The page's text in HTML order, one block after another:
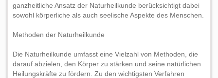
ganzheitliche Ansatz der Naturheilkunde berücksichtigt dabei
sowohl körperliche als auch seelische Aspekte des Menschen.
Methoden der Naturheilkunde
Die Naturheilkunde umfasst eine Vielzahl von Methoden, die
darauf abzielen, den Körper zu stärken und seine natürlichen
Heilungskräfte zu fördern. Zu den wichtigsten Verfahren